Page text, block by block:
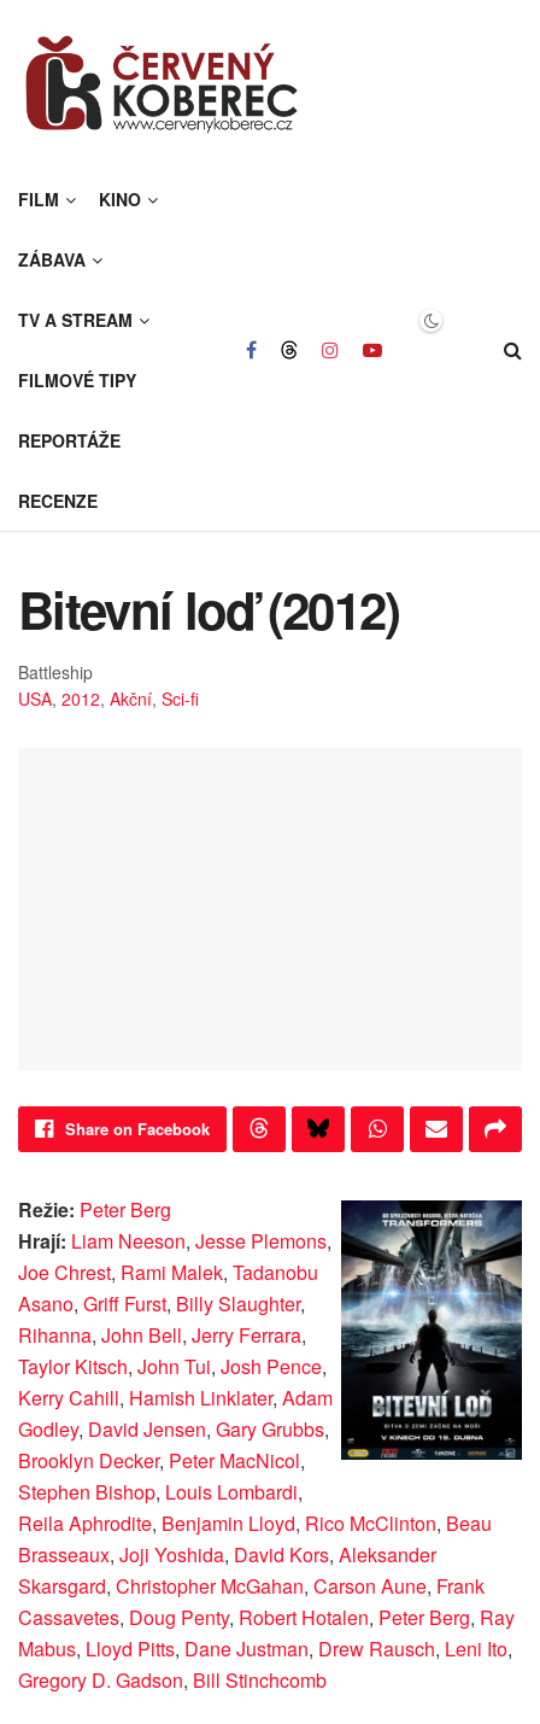
FILM KINO
ZÁBAVA
TV A STREAM
FILMOVÉ TIPY
REPORTÁŽE
RECENZE
Bitevní loď (2012)
Battleship
USA, 2012, Akční, Sci-fi
Share on Facebook
Režie: Peter Berg
Hrají: Liam Neeson, Jesse Plemons,
Joe Chrest, Rami Malek, Tadanobu
Asano, Griff Furst, Billy Slaughter,
Rihanna, John Bell, Jerry Ferrara,
Taylor Kitsch, John Tui, Josh Pence,
Kerry Cahill, Hamish Linklater, Adam
Godley, David Jensen, Gary Grubbs,
Brooklyn Decker, Peter MacNicol,
Stephen Bishop, Louis Lombardi,
Reila Aphrodite, Benjamin Lloyd, Rico McClinton, Beau
Brasseaux, Joji Yoshida, David Kors, Aleksander
Skarsgard, Christopher McGahan, Carson Aune, Frank
Cassavetes, Doug Penty, Robert Hotalen, Peter Berg, Ray
Mabus, Lloyd Pitts, Dane Justman, Drew Rausch, Leni Ito,
Gregory D. Gadson, Bill Stinchcomb